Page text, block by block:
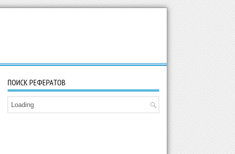
ПОИСК РЕФЕРАТОВ
Loading